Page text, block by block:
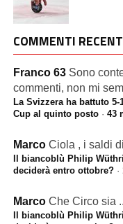
COMMENTI
Franco 63 Sono
commenti, non mi
La Svizzera ha battuto
Cup al quinto posto· 43
Marco Ciola , i saldi
Il biancoblù Philip
deciderà entro ottobre?·
Marco Che Circo sia
Il biancoblù Philip